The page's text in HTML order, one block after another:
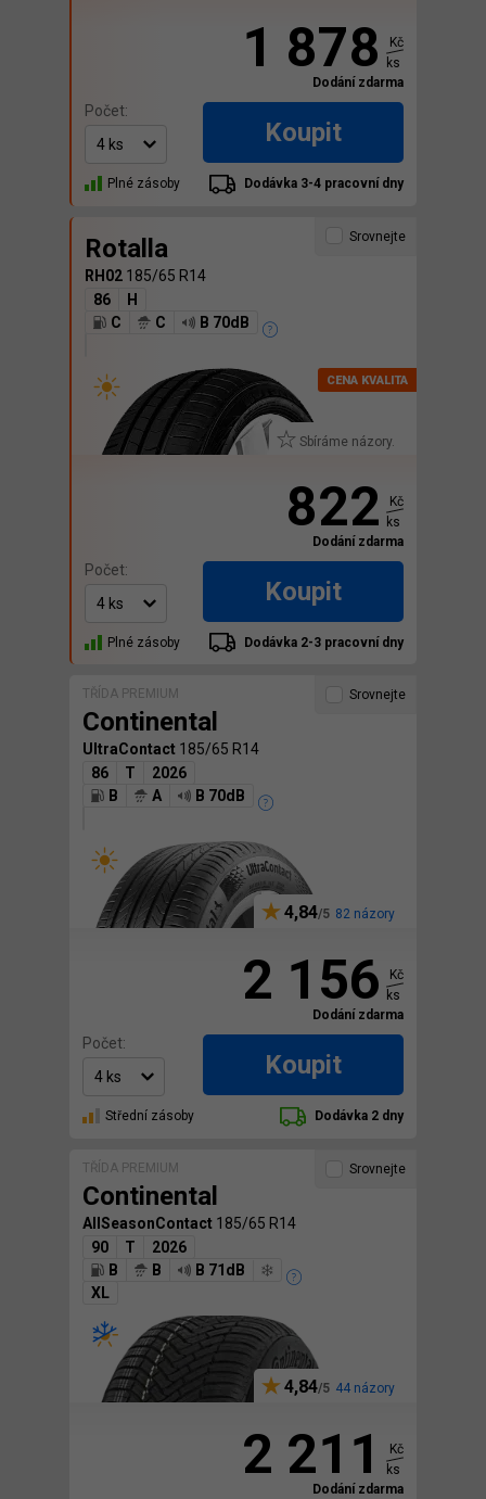
1 878
Kč
ks
Dodání zdarma
Počet:
Koupit
Plné zásoby Dodávka 3-4 pracovní dny
Rotalla
RH02 185/65 R14
86
H
C
C B 70dB
Sbíráme názory.
Srovnejte
822
Kč
ks
Dodání zdarma
Počet:
Koupit
Plné zásoby Dodávka 2-3 pracovní dny
TŘÍDA PREMIUM
Continental
UltraContact 185/65 R14
86
T
2026
B
A B 70dB
4,84 82 názory
Srovnejte
2 156
Kč
ks
Dodání zdarma
Počet:
Koupit
Střední zásoby Dodávka 2 dny
TŘÍDA PREMIUM
Continental
AllSeasonContact 185/65 R14
90
T
2026
B
B
B 71dB
XL
4,84 44 názory
Srovnejte
2 211
Kč
ks
Dodání zdarma